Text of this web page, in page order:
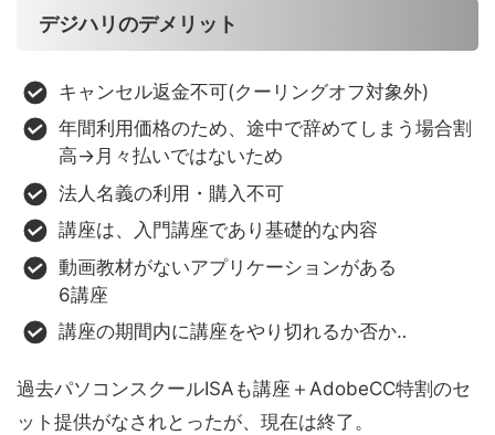
デジハリのデメリット
キャンセル返金不可(クーリングオフ対象外)
年間利用価格のため、途中で辞めてしまう場合割
高→月々払いではないため
法人名義の利用・購入不可
講座は、入門講座であり基礎的な内容
動画教材がないアプリケーションがある
6講座
講座の期間内に講座をやり切れるか否か‥
過去パソコンスクールISAも講座＋AdobeCC特割のセ
ット提供がなされとったが、現在は終了。